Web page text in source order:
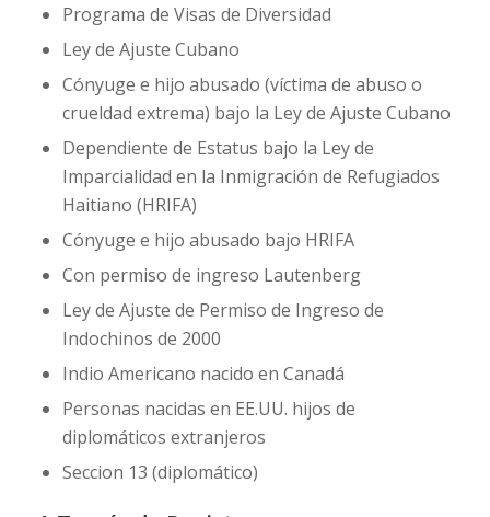
Programa de Visas de Diversidad
Ley de Ajuste Cubano
Cónyuge e hijo abusado (víctima de abuso o
crueldad extrema) bajo la Ley de Ajuste Cubano
Dependiente de Estatus bajo la Ley de
Imparcialidad en la Inmigración de Refugiados
Haitiano (HRIFA)
Cónyuge e hijo abusado bajo HRIFA
Con permiso de ingreso Lautenberg
Ley de Ajuste de Permiso de Ingreso de
Indochinos de 2000
Indio Americano nacido en Canadá
Personas nacidas en EE.UU. hijos de
diplomáticos extranjeros
Seccion 13 (diplomático)